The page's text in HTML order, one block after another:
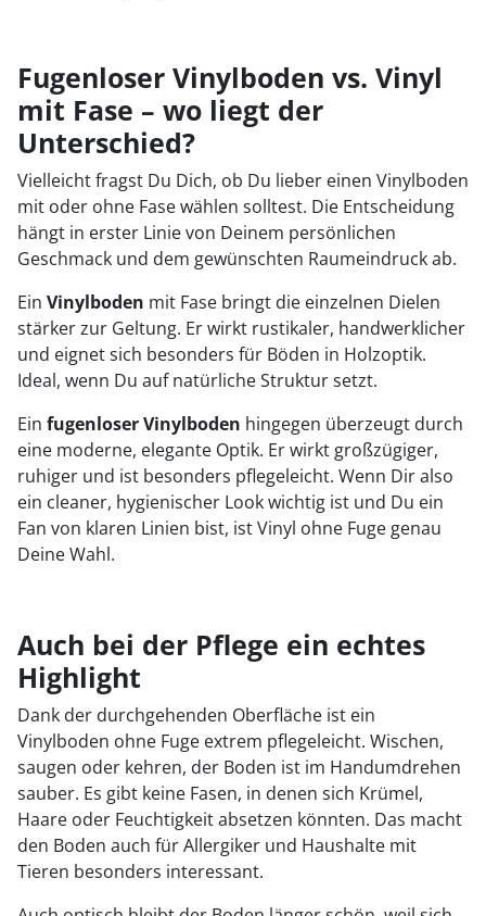
Fugenloser Vinylboden vs. Vinyl
mit Fase – wo liegt der
Unterschied?
Vielleicht fragst Du Dich, ob Du lieber einen Vinylboden
mit oder ohne Fase wählen solltest. Die Entscheidung
hängt in erster Linie von Deinem persönlichen
Geschmack und dem gewünschten Raumeindruck ab.
Ein Vinylboden mit Fase bringt die einzelnen Dielen
stärker zur Geltung. Er wirkt rustikaler, handwerklicher
und eignet sich besonders für Böden in Holzoptik.
Ideal, wenn Du auf natürliche Struktur setzt.
Ein fugenloser Vinylboden hingegen überzeugt durch
eine moderne, elegante Optik. Er wirkt großzügiger,
ruhiger und ist besonders pflegeleicht. Wenn Dir also
ein cleaner, hygienischer Look wichtig ist und Du ein
Fan von klaren Linien bist, ist Vinyl ohne Fuge genau
Deine Wahl.
Auch bei der Pflege ein echtes
Highlight
Dank der durchgehenden Oberfläche ist ein
Vinylboden ohne Fuge extrem pflegeleicht. Wischen,
saugen oder kehren, der Boden ist im Handumdrehen
sauber. Es gibt keine Fasen, in denen sich Krümel,
Haare oder Feuchtigkeit absetzen könnten. Das macht
den Boden auch für Allergiker und Haushalte mit
Tieren besonders interessant.